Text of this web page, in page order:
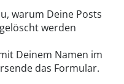
warum Deine Posts
werden
Deinem Namen im
das Formular.